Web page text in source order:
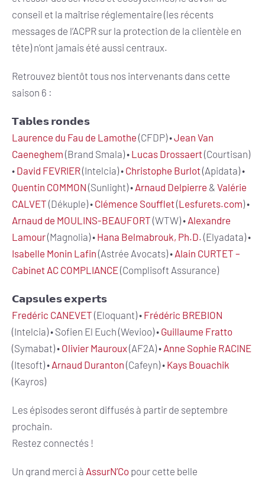
conseil et la maîtrise réglementaire (les récents
messages de l’ACPR sur la protection de la clientèle en
tête) n’ont jamais été aussi centraux.
Retrouvez bientôt tous nos intervenants dans cette
saison 6 :
𝗧𝗮𝗯𝗹𝗲𝘀 𝗿𝗼𝗻𝗱𝗲𝘀
Laurence du Fau de Lamothe (CFDP) •Jean Van
Caeneghem (Brand Smala) • Lucas Drossaert(Courtisan)
• David FEVRIER(Intelcia) • Christophe Burlot(Apidata) •
Quentin COMMON (Sunlight) • Arnaud Delpierre & Valérie
CALVET (Dékuple) • Clémence Soufflet(Lesfurets.com) •
Arnaud de MOULINS-BEAUFORT (WTW) • Alexandre
Lamour(Magnolia) • Hana Belmabrouk, Ph.D. (Elyadata) •
Isabelle Monin Lafin (Astrée Avocats) • Alain CURTET –
Cabinet AC COMPLIANCE(Complisoft Assurance)
𝗖𝗮𝗽𝘀𝘂𝗹𝗲𝘀 𝗲𝘅𝗽𝗲𝗿𝘁𝘀
Fredéric CANEVET (Eloquant) • Frédéric BREBION
(Intelcia) • Sofien El Euch (Wevioo) • Guillaume Fratto
(Symabat) • Olivier Mauroux(AF2A) • Anne Sophie RACINE
(Itesoft) • Arnaud Duranton (Cafeyn) • Kays Bouachik
(Kayros)
Les épisodes seront diffusés à partir de septembre
prochain.
Restez connectés !
Un grand merci à AssurN’Co pour cette belle